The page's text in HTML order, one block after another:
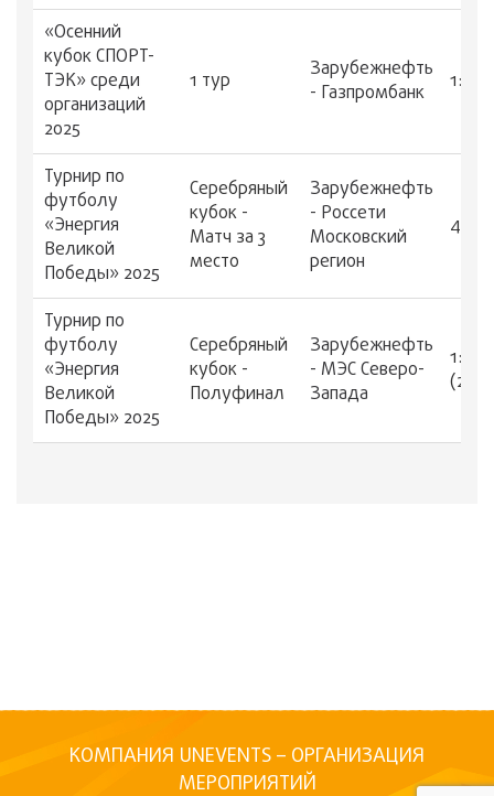
«Осенний
кубок СПОРТ-
ТЭК» среди
организаций
2025
1 тур
Зарубежнефть
- Газпромбанк
1:0
Турнир по
футболу
«Энергия
Великой
Победы» 2025
Серебряный
кубок -
Матч за 3
место
Зарубежнефть
- Россети
Московский
регион
4:1
Турнир по
футболу
«Энергия
Великой
Победы» 2025
Серебряный
кубок -
Полуфинал
Зарубежнефть
- МЭС Северо-
Запада
1:1
(2:3)
КОМПАНИЯ UNEVENTS – ОРГАНИЗАЦИЯ
МЕРОПРИЯТИЙ